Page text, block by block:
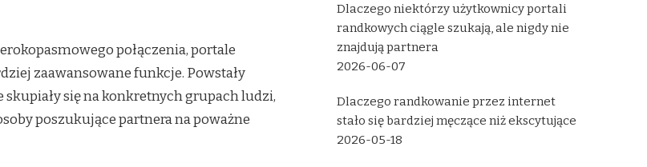
połączenia, portale
zaawansowane funkcje. Powstały
się na konkretnych grupach ludzi,
poszukujące partnera na poważne
Dlaczego niektórzy użytkownicy portali
randkowych ciągle szukają, ale nigdy nie
znajdują partnera
2026-06-07
Dlaczego randkowanie przez internet
stało się bardziej męczące niż ekscytujące
2026-05-18